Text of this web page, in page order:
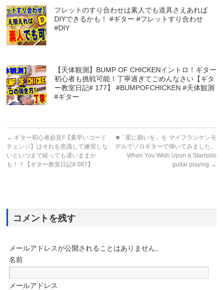
フレットのすり合わせは素人でも道具さえあれば
DIYできるかも！ #ギター #フレットすり合わせ
#DIY
【天体観測】BUMP OF CHICKENイントロ！ギター
初心者も挑戦可能！丁寧過ぎてごめんなさい【ギタ
ー教室日記# 177】 #BUMPOFCHICKEN #天体観測
#ギター
← ギター初心者必見!!【素早いコード
チェンジ】はそれを意識して練習しな
いといつまで経っても遅いままか
も！？【ギター教室日記# 087】
■「星に願いを」を マイフランケンモ
デルでソロギターで弾いてみました。
When You Wish Upon a Star/solo
guitar playing →
コメントを残す
メールアドレスが公開されることはありません。
名前
メールアドレス